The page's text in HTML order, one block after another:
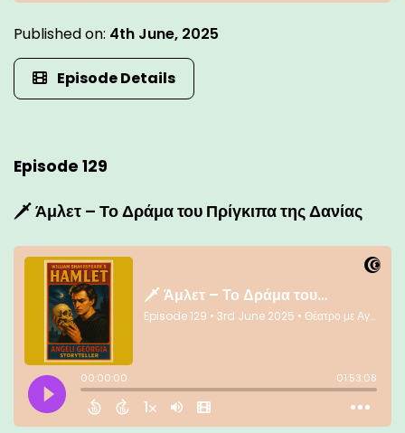
Published on: 4th June, 2025
Episode Details
Episode 129
🗡️ Άμλετ – Το Δράμα του Πρίγκιπα της Δανίας